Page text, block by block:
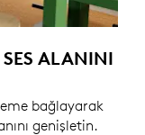
ALANINI
bağlayarak
genişletin.